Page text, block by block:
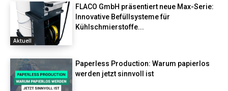
Aktuell
FLACO GmbH präsentiert neue Max-Serie:
Innovative Befüllsysteme für
Kühlschmierstoffe...
Paperless Production: Warum papierlos
werden jetzt sinnvoll ist